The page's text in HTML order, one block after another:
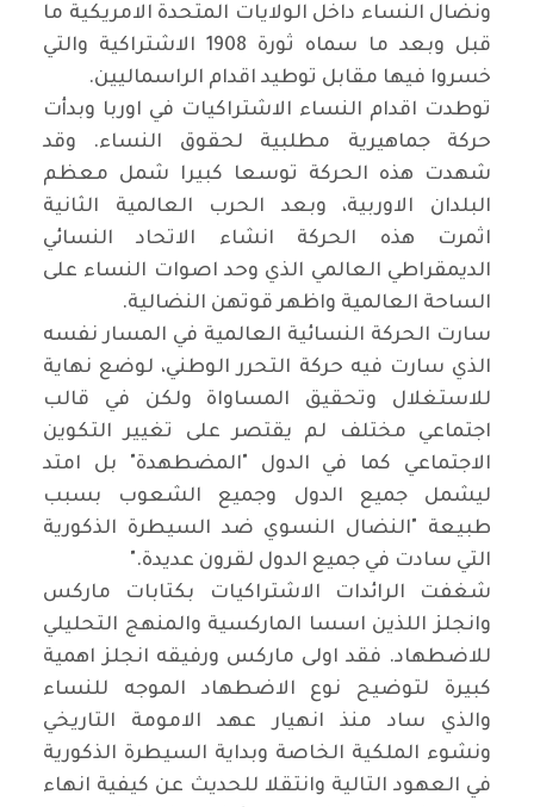
ونضال النساء داخل الولايات المتحدة الامريكية ما
قبل وبعد ما سماه ثورة 1908 الاشتراكية والتي
خسروا فيها مقابل توطيد اقدام الراسماليين.
توطدت اقدام النساء الاشتراكيات في اوربا وبدأت
حركة جماهيرية مطلبية لحقوق النساء. وقد
شهدت هذه الحركة توسعا كبيرا شمل معظم
البلدان الاوربية، وبعد الحرب العالمية الثانية
اثمرت هذه الحركة انشاء الاتحاد النسائي
الديمقراطي العالمي الذي وحد اصوات النساء على
الساحة العالمية واظهر قوتهن النضالية.
سارت الحركة النسائية العالمية في المسار نفسه
الذي سارت فيه حركة التحرر الوطني، لوضع نهاية
للاستغلال وتحقيق المساواة ولكن في قالب
اجتماعي مختلف لم يقتصر على تغيير التكوين
الاجتماعي كما في الدول "المضطهدة" بل امتد
ليشمل جميع الدول وجميع الشعوب بسبب
طبيعة "النضال النسوي ضد السيطرة الذكورية
التي سادت في جميع الدول لقرون عديدة".
شغفت الرائدات الاشتراكيات بكتابات ماركس
وانجلز اللذين اسسا الماركسية والمنهج التحليلي
للاضطهاد. فقد اولى ماركس ورفيقه انجلز اهمية
كبيرة لتوضيح نوع الاضطهاد الموجه للنساء
والذي ساد منذ انهيار عهد الامومة التاريخي
ونشوء الملكية الخاصة وبداية السيطرة الذكورية
في العهود التالية وانتقلا للحديث عن كيفية انهاء